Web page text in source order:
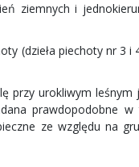
ziemnych i
(dzieła piechoty nr 3 i
przy urokliwym
prawdopodobne
ze względu na